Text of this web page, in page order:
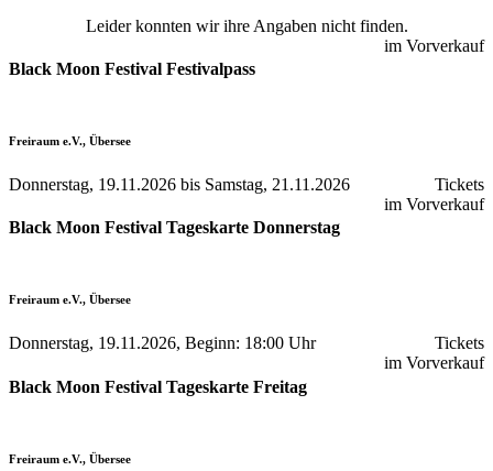
Leider konnten wir ihre Angaben nicht finden.
Black Moon Festival Festivalpass
im Vorverkauf
Freiraum e.V., Übersee
Donnerstag, 19.11.2026 bis Samstag, 21.11.2026 Tickets
Black Moon Festival Tageskarte Donnerstag
im Vorverkauf
Freiraum e.V., Übersee
Donnerstag, 19.11.2026, Beginn: 18:00 Uhr Tickets
Black Moon Festival Tageskarte Freitag
im Vorverkauf
Freiraum e.V., Übersee